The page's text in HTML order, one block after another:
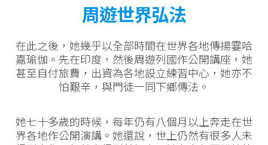
周遊世界弘法
在此之後，她幾乎以全部時間在世界各地傳揚霎哈
嘉瑜伽。先在印度，然後周遊列國作公開講座，她
甚至自付旅費，出資為各地設立練習中心，她亦不
怕艱辛，與門徒一同下鄉傳法。
她七十多歲的時候，每年仍有八個月以上奔走在世
界各地作公開演講。她還說，世上仍然有很多人未